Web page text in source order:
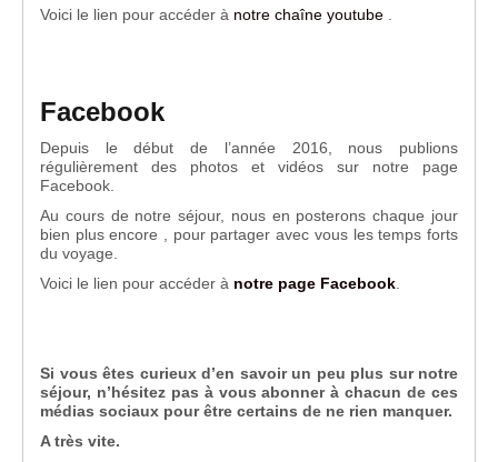
Voici le lien pour accéder à notre chaîne youtube .
Facebook
Depuis le début de l’année 2016, nous publions
régulièrement des photos et vidéos sur notre page
Facebook.
Au cours de notre séjour, nous en posterons chaque jour
bien plus encore , pour partager avec vous les temps forts
du voyage.
Voici le lien pour accéder à notre page Facebook.
Si vous êtes curieux d’en savoir un peu plus sur notre
séjour, n’hésitez pas à vous abonner à chacun de ces
médias sociaux pour être certains de ne rien manquer.
A très vite.